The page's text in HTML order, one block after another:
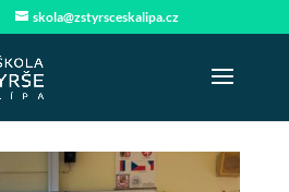
skola@zstyrsceskalipa.cz